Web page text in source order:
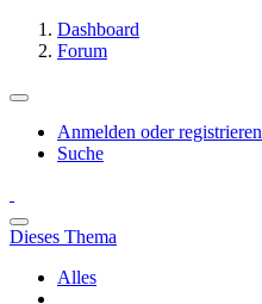
Dashboard
Forum
Anmelden oder registrieren
Suche
Dieses Thema
Alles